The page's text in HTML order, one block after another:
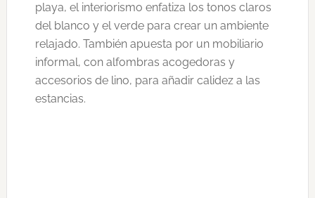
playa, el interiorismo enfatiza los tonos claros
del blanco y el verde para crear un ambiente
relajado. También apuesta por un mobiliario
informal, con alfombras acogedoras y
accesorios de lino, para añadir calidez a las
estancias.